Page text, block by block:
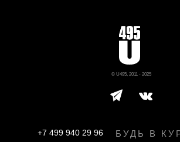
© U495, 2011 - 2025
+7 499 940 29 96 БУДЬ В